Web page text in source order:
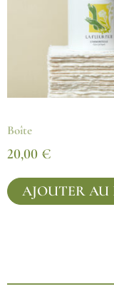
Boîte
20,00 €
AJOUTER AU